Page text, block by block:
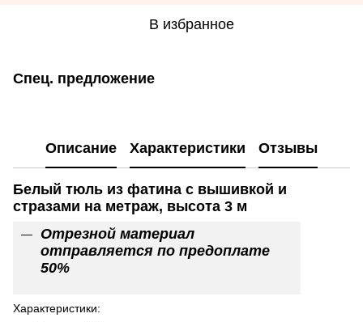
В избранное
Спец. предложение
Описание Характеристики Отзывы
Белый тюль из фатина с вышивкой и
стразами на метраж, высота 3 м
Отрезной материал
отправляется по предоплате
50%
Характеристики: